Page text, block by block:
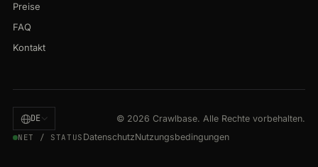
Preise
FAQ
Kontakt
DE © 2026 Crawlbase. Alle Rechte vorbehalten.
NET / STATUS DatenschutzNutzungsbedingungen